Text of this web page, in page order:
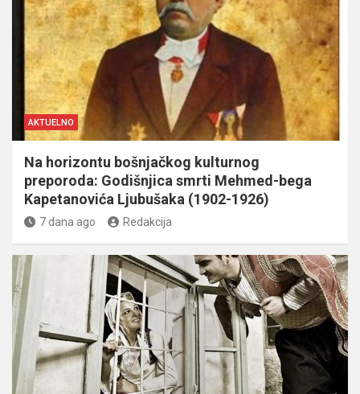
AKTUELNO
Na horizontu bošnjačkog kulturnog
preporoda: Godišnjica smrti Mehmed-bega
Kapetanovića Ljubušaka (1902-1926)
7 dana ago Redakcija